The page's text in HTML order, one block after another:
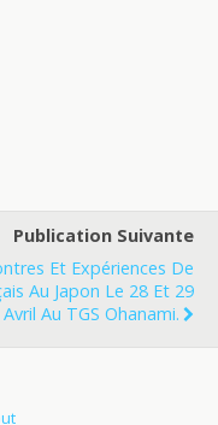
Publication Suivante
Et Expériences De
Au Japon Le 28 Et 29
Avril Au TGS Ohanami.